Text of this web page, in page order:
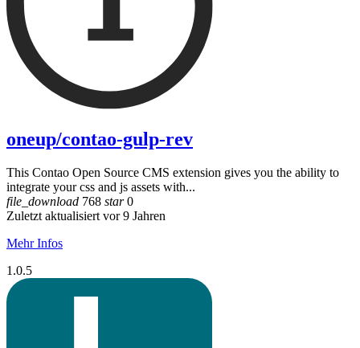
oneup/contao-gulp-rev
This Contao Open Source CMS extension gives you the ability to
integrate your css and js assets with...
file_download 768 star0
Zuletzt aktualisiert vor 9 Jahren
Mehr Infos
1.0.5